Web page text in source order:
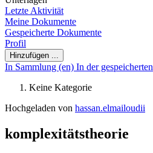
Letzte Aktivität
Meine Dokumente
Gespeicherte Dokumente
Profil
Hinzufügen ...
In Sammlung (en) In der gespeicherten
Keine Kategorie
Hochgeladen von hassan.elmailoudii
komplexitätstheorie